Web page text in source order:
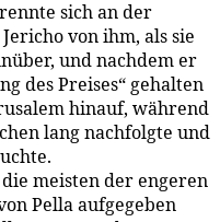
sich an der
von ihm, als sie
und nachdem er
des Preises“ gehalten
hinauf, während
lang nachfolgte und
meisten der engeren
Pella aufgegeben